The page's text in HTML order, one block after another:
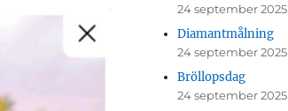
24 september 2025
Diamantmålning
24 september 2025
Bröllopsdag
24 september 2025